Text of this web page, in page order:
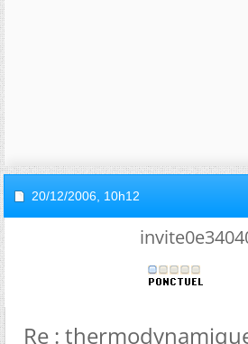
20/12/2006, 10h12
Re :